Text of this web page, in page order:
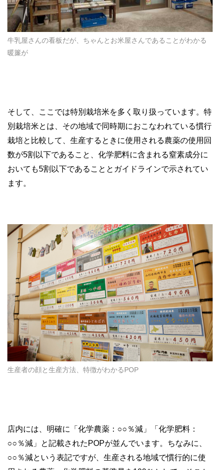
牛乳屋さんの看板だが、ちゃんとお米屋さんであることがわかる
暖簾が
そして、ここでは特別栽培米を多く取り扱っています。特
別栽培米とは、その地域で同時期におこなわれている慣行
栽培と比較して、生産するときに使用される農薬の使用回
数が5割以下であること、化学肥料に含まれる窒素成分に
おいても5割以下であることとガイドラインで示されてい
ます。
生産者の顔と生産方法、特徴がわかるPOP
店内には、明確に「化学農薬：○○％減」「化学肥料：
○○％減」と記載されたPOPが並んでいます。ちなみに、
○○％減という表記ですが、生産される地域で慣行的に使